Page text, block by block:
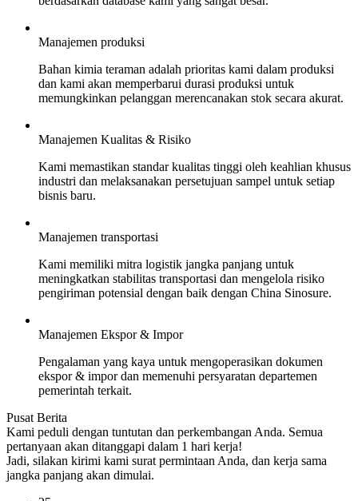
Manajemen produksi
Bahan kimia teraman adalah prioritas kami dalam produksi
dan kami akan memperbarui durasi produksi untuk
memungkinkan pelanggan merencanakan stok secara akurat.
Manajemen Kualitas & Risiko
Kami memastikan standar kualitas tinggi oleh keahlian khusus
industri dan melaksanakan persetujuan sampel untuk setiap
bisnis baru.
Manajemen transportasi
Kami memiliki mitra logistik jangka panjang untuk
meningkatkan stabilitas transportasi dan mengelola risiko
pengiriman potensial dengan baik dengan China Sinosure.
Manajemen Ekspor & Impor
Pengalaman yang kaya untuk mengoperasikan dokumen
ekspor & impor dan memenuhi persyaratan departemen
pemerintah terkait.
Pusat Berita
Kami peduli dengan tuntutan dan perkembangan Anda. Semua
pertanyaan akan ditanggapi dalam 1 hari kerja!
Jadi, silakan kirimi kami surat permintaan Anda, dan kerja sama
jangka panjang akan dimulai.